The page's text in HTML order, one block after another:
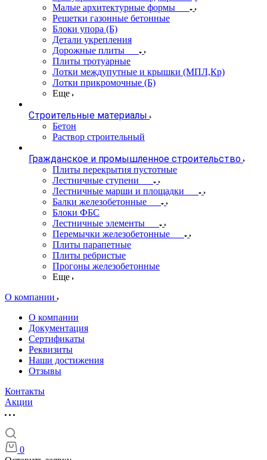
Малые архитектурные формы
Решетки газонные бетонные
Блоки упора (Б)
Детали укрепления
Дорожные плиты
Плиты тротуарные
Лотки междупутные и крышки (МПЛ,Кр)
Лотки прикромочные (Б)
Еще
Строительные материалы
Бетон
Раствор строительный
Гражданское и промышленное строительство
Плиты перекрытия пустотные
Лестничные ступени
Лестничные марши и площадки
Балки железобетонные
Блоки ФБС
Лестничные элементы
Перемычки железобетонные
Плиты парапетные
Плиты ребристые
Прогоны железобетонные
Еще
О компании
О компании
Документация
Сертификаты
Реквизиты
Наши достижения
Отзывы
Контакты
Акции
0